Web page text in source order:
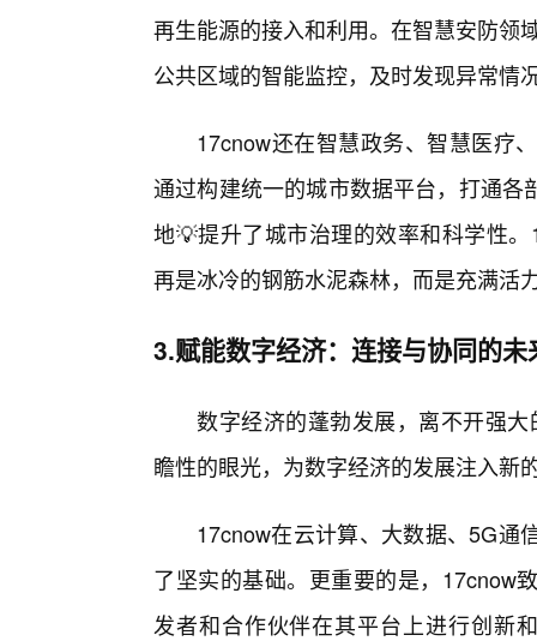
再生能源的接入和利用。在智慧安防领
公共区域的智能监控，及时发现异常情
17cnow还在智慧政务、智慧医疗
通过构建统一的城市数据平台，打通
地💡提升了城市治理的效率和科学性
再是冰冷的钢筋水泥森林，而是充满活
3.赋能数字经济：连接与协同的未
数字经济的蓬勃发展，离不开强
瞻性的眼光，为数字经济的发展注入新
17cnow在云计算、大数据、5G通
了坚实的基础。更重要的是，17cnow
发者和合作伙伴在其平台上进行创新